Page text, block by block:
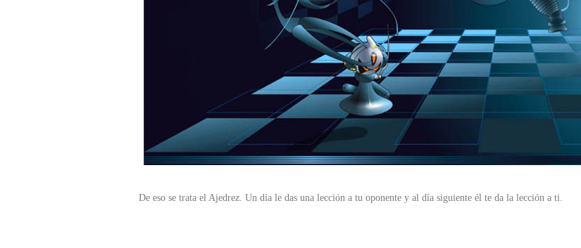
De eso se trata el Ajedrez. Un día le das una lección a tu oponente y al día siguiente él te da la lección a ti.